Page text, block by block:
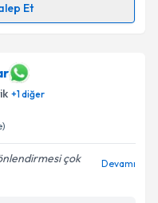
Et
takvimi talebi
almanız için bir
ile bilgilendireceğiz.
+1diğer
çok
Devamı